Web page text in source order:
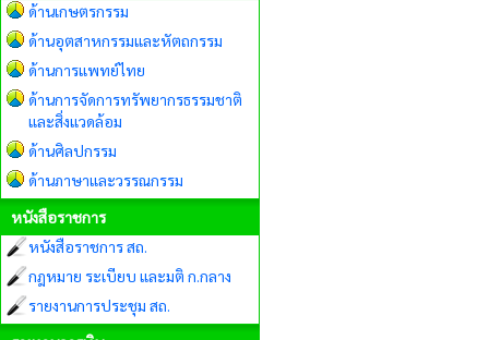
ด้านเกษตรกรรม
ด้านอุตสาหกรรมและหัตถกรรม
ด้านการแพทย์ไทย
ด้านการจัดการทรัพยากรธรรมชาติ
และสิ่งแวดล้อม
ด้านศิลปกรรม
ด้านภาษาและวรรณกรรม
หนังสือราชการ
หนังสือราชการ สถ.
กฎหมาย ระเบียบ และมติ ก.กลาง
รายงานการประชุม สถ.